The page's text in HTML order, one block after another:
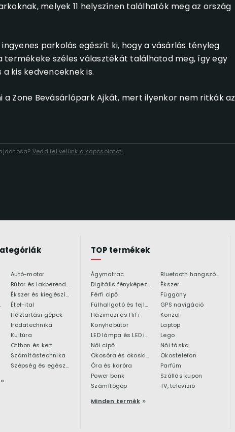
melyek 11 helyszínen találhatók meg az ország
parkolás egészít ki, hogy a vásárlás tényleg
termékeke széles választékát találhatod meg, így egy
kis kedvenceknek is.
Zone Bevásárlópark Ajkát, mert ilyenkor nem ritkák az
Vedd fel velünk a kapcsolatot!
Autó-motor
Bútor és lakberendezés
Ékszer és kiegészítő
Étel-ital
Háztartási gépek
Irodatechnika
Kultúra
Otthon és kert
Számítástechnika
Szépség és egészség
TOP termékek
Ágymatrac
Bluetooth hangszóró
Digitális fényképezőgép
Ékszer
Férfi cipő
Függöny
Fülhallgató és fejlhallgató
GPS navigáció
Házimozi és HiFi
Konzol
Konyhabútor
Laptop
LED lámpa és LED izzó
Lego
Női cipő
Női táska
Okosóra és okoskiegészítő
Okostelefon
Óra és karóra
Parfüm
Power bank
Szállás kupon
Számítógép
TV, televízió
Minden termék